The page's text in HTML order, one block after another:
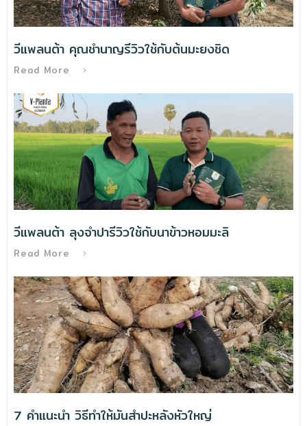
วีแพลนต้า คุณชำนาญรีวิวใช้กับต้นมะยงชิด
Read More
วีแพลนต้า ลุงจำปารีวิวใช้กับนาข้าวหอมมะลิ
Read More
7 คำแนะนำ วิธีทําให้มันสำปะหลังหัวใหญ่